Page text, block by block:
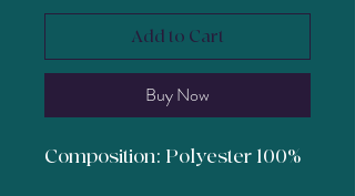
Add to Cart
Buy Now
Composition: Polyester 100%